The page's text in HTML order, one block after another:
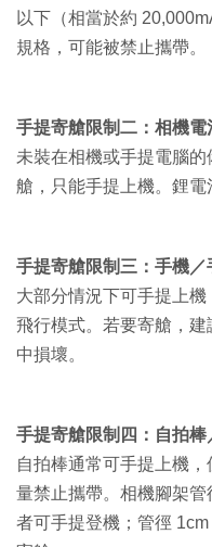
以下（相當於約
規格，可能被禁止攜帶。
手提寄艙限制二：相機電
未裝在相機或手提電腦
艙，只能手提上機。鋰電
手提寄艙限制三：手機
大部分情況下可手提上
飛行模式。若要寄艙，
中損壞。
手提寄艙限制四：自拍棒
自拍棒通常可手提上機
量禁止攜帶。相機腳架
者可手提登機；管徑